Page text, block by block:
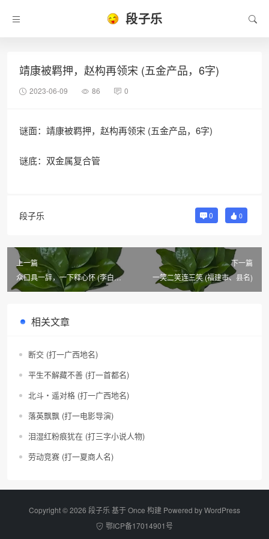
段子乐
靖康被羁押，赵构再领宋 (五金产品，6字)
2023-06-09 86 0
谜面：靖康被羁押，赵构再领宋 (五金产品，6字)
谜底：双金属复合管
段子乐 0 0
上一篇
众口具一辞，一下释心怀 (李白
《与韩荆州书》一句，4字)
下一篇
一笑二笑连三笑 (福建市、县名)
相关文章
断交 (打一广西地名)
平生不解藏不善 (打一首都名)
北斗・遥对格 (打一广西地名)
落英飘飘 (打一电影导演)
泪湿红粉痕犹在 (打三字小说人物)
劳动竞赛 (打一夏商人名)
Copyright © 2026 段子乐 基于 Once 构建 Powered byWordPress
鄂ICP备17014901号